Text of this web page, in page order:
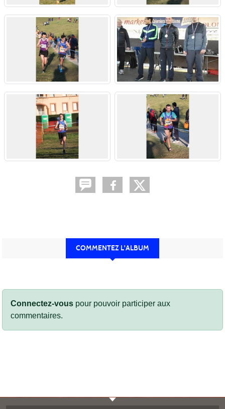
COMMENTEZ L'ALBUM
Connectez-vous pour pouvoir participer aux
commentaires.